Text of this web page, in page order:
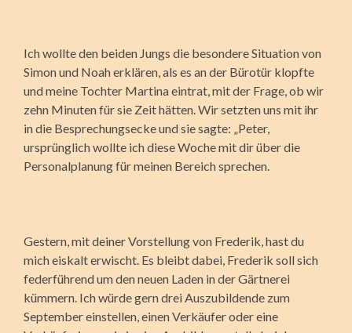
Ich wollte den beiden Jungs die besondere Situation von
Simon und Noah erklären, als es an der Bürotür klopfte
und meine Tochter Martina eintrat, mit der Frage, ob wir
zehn Minuten für sie Zeit hätten. Wir setzten uns mit ihr
in die Besprechungsecke und sie sagte: „Peter,
ursprünglich wollte ich diese Woche mit dir über die
Personalplanung für meinen Bereich sprechen.
Gestern, mit deiner Vorstellung von Frederik, hast du
mich eiskalt erwischt. Es bleibt dabei, Frederik soll sich
federführend um den neuen Laden in der Gärtnerei
kümmern. Ich würde gern drei Auszubildende zum
September einstellen, einen Verkäufer oder eine